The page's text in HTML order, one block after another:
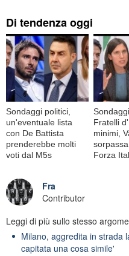
Di tendenza oggi
Sondaggi politici,
un'eventuale lista
con De Battista
prenderebbe molti
voti dal M5s
Fratelli
minimi,
Forza
Fra
Contributor
Leggi di più sullo stesso
Milano, aggredita in strada
capitata una cosa simile'